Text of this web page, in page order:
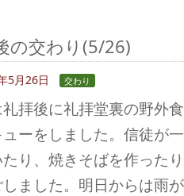
の交わり(5/26)
5月26日 交わり
拝後に礼拝堂裏の野外
ーをしました。信徒が
り、焼きそばを作った
ました。明日からは雨